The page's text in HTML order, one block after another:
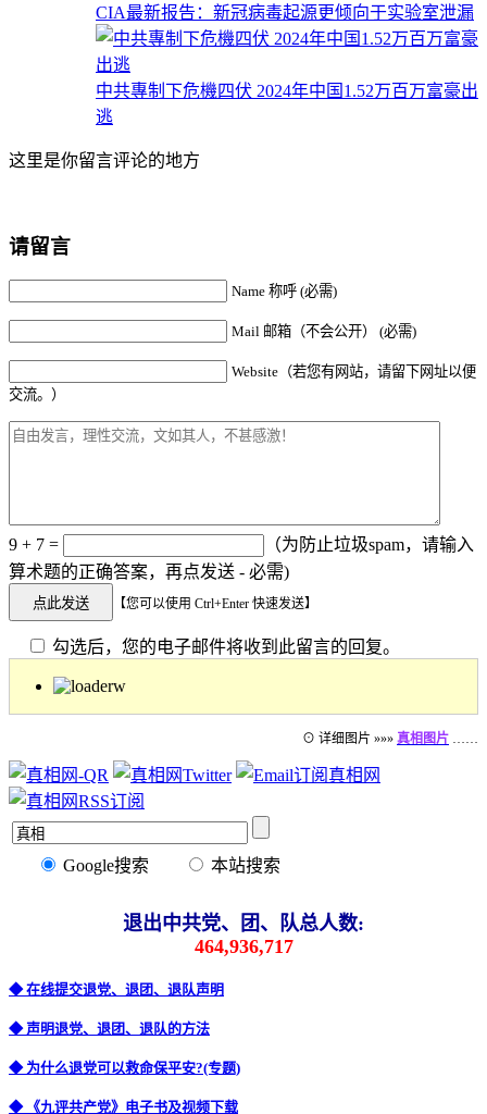
CIA最新报告：新冠病毒起源更倾向于实验室泄漏
中共專制下危機四伏 2024年中国1.52万百万富豪出
逃
这里是你留言评论的地方
请留言
Name 称呼 (必需)
Mail 邮箱（不会公开） (必需)
Website（若您有网站，请留下网址以便
交流。）
9 + 7 =
（为防止垃圾spam，请输入
算术题的正确答案，再点发送 - 必需)
【您可以使用 Ctrl+Enter 快速发送】
勾选后，您的电子邮件将收到此留言的回复。
⊙ 详细图片 »»» 真相图片
Google搜索 本站搜索
退出中共党、团、队总人数:
464,936,717
◆ 在线提交退党、退团、退队声明
◆ 声明退党、退团、退队的方法
◆ 为什么退党可以救命保平安?(专题)
◆ 《九评共产党》电子书及视频下载